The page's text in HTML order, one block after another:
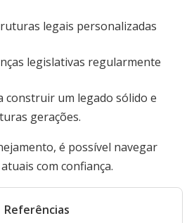
legais personalizadas
legislativas regularmente
construir um legado sólido e
gerações.
é possível navegar
com confiança.
Referências